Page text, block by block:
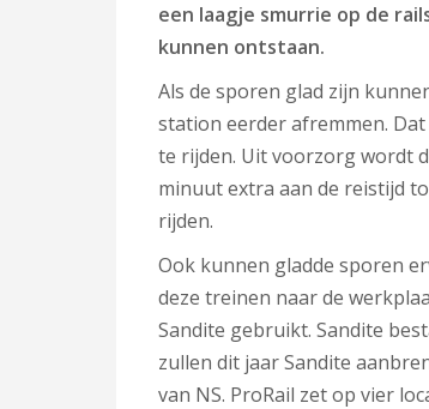
een laagje smurrie op de
kunnen ontstaan.
Als de sporen glad zijn
station eerder afremmen.
te rijden. Uit voorzorg wordt
minuut extra aan de reistijd
rijden.
Ook kunnen gladde sporen
deze treinen naar de
Sandite gebruikt. Sandite
zullen dit jaar Sandite
van NS. ProRail zet op vier